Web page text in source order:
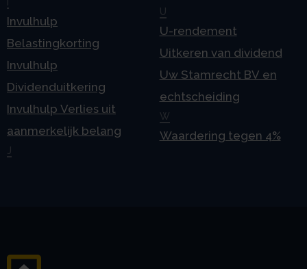
Invulhulp
Belastingkorting
Invulhulp
Dividenduitkering
Invulhulp Verlies uit
aanmerkelijk belang
U
U-rendement
Uitkeren van dividend
Uw Stamrecht BV en
echtscheiding
W
Waardering tegen 4%